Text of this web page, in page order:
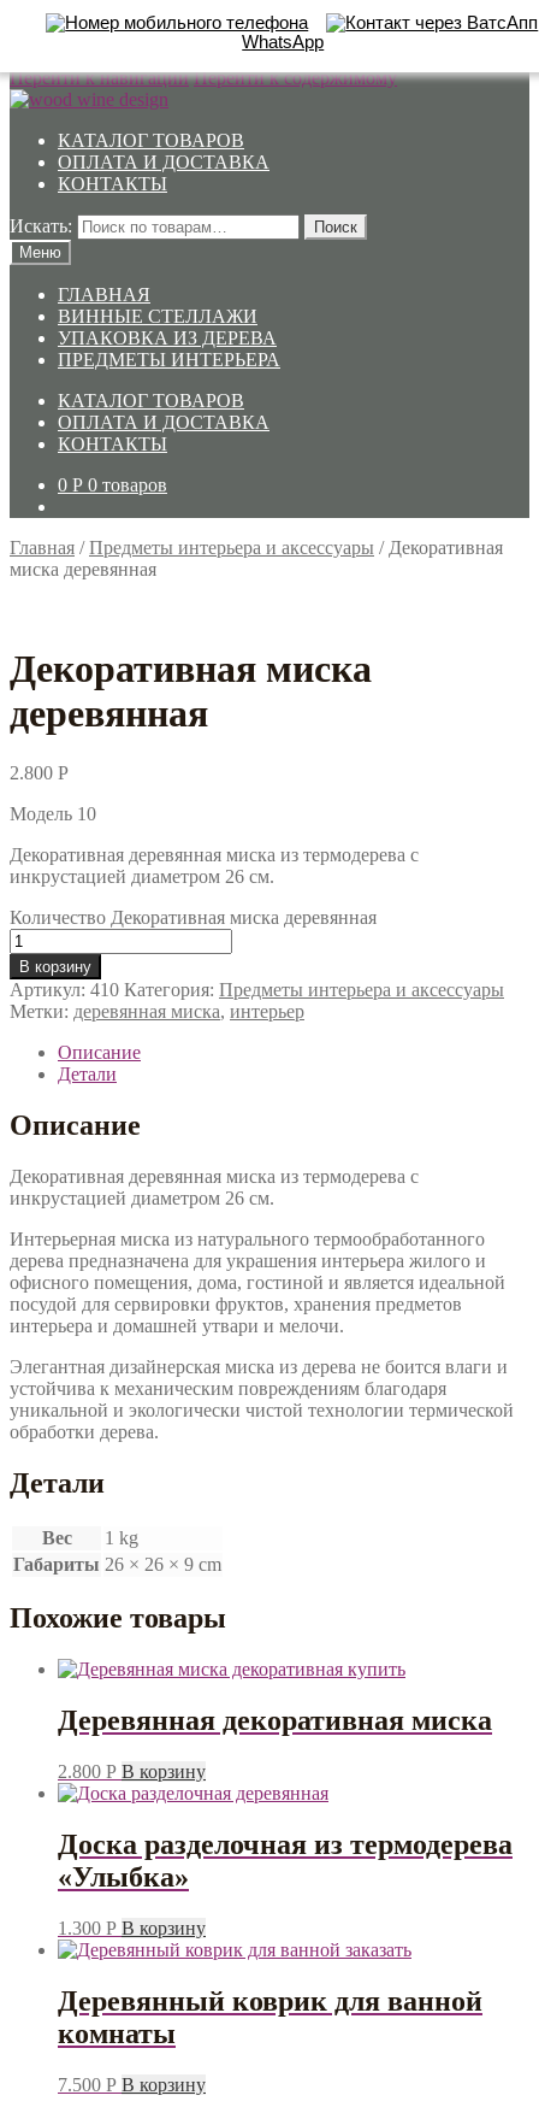
WhatsApp
Перейти к навигации Перейти к содержимому
КАТАЛОГ ТОВАРОВ
ОПЛАТА И ДОСТАВКА
КОНТАКТЫ
Искать:
Поиск
Меню
ГЛАВНАЯ
ВИННЫЕ СТЕЛЛАЖИ
УПАКОВКА ИЗ ДЕРЕВА
ПРЕДМЕТЫ ИНТЕРЬЕРА
КАТАЛОГ ТОВАРОВ
ОПЛАТА И ДОСТАВКА
КОНТАКТЫ
0 Р 0 товаров
Главная /Предметы интерьера и аксессуары / Декоративная
миска деревянная
Декоративная миска
деревянная
2.800 Р
Модель 10
Декоративная деревянная миска из термодерева с
инкрустацией диаметром 26 см.
Количество Декоративная миска деревянная
В корзину
Артикул: 410 Категория: Предметы интерьера и аксессуары
Метки: деревянная миска, интерьер
Описание
Детали
Описание
Декоративная деревянная миска из термодерева с
инкрустацией диаметром 26 см.
Интерьерная миска из натурального термообработанного
дерева предназначена для украшения интерьера жилого и
офисного помещения, дома, гостиной и является идеальной
посудой для сервировки фруктов, хранения предметов
интерьера и домашней утвари и мелочи.
Элегантная дизайнерская миска из дерева не боится влаги и
устойчива к механическим повреждениям благодаря
уникальной и экологически чистой технологии термической
обработки дерева.
Детали
Вес
1 kg
Габариты 26 × 26 × 9 cm
Похожие товары
Деревянная декоративная миска
2.800 Р В корзину
Доска разделочная из термодерева
«Улыбка»
1.300 Р В корзину
Деревянный коврик для ванной
комнаты
7.500 Р В корзину